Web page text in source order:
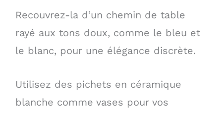
Recouvrez-la d’un chemin de table
rayé aux tons doux, comme le bleu et
le blanc, pour une élégance discrète.
Utilisez des pichets en céramique
blanche comme vases pour vos